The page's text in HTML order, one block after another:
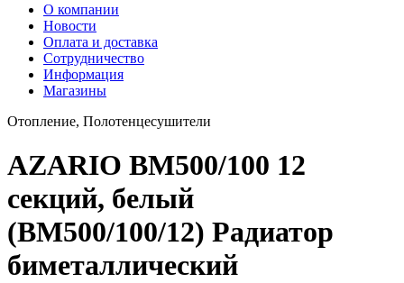
О компании
Новости
Оплата и доставка
Сотрудничество
Информация
Магазины
Отопление, Полотенцесушители
AZARIO BM500/100 12
секций, белый
(BM500/100/12) Радиатор
биметаллический